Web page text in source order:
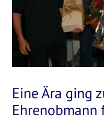
Eine Ära ging
Ehrenobmann